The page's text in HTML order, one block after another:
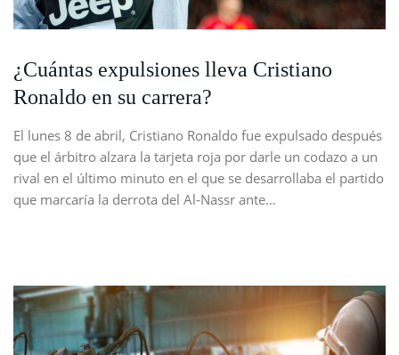
¿Cuántas expulsiones lleva Cristiano
Ronaldo en su carrera?
El lunes 8 de abril, Cristiano Ronaldo fue expulsado después
que el árbitro alzara la tarjeta roja por darle un codazo a un
rival en el último minuto en el que se desarrollaba el partido
que marcaría la derrota del Al-Nassr ante…